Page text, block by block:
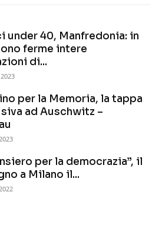
under 40, Manfredonia: in
ferme intere
di...
per la Memoria, la tappa
ad Auschwitz –
per la democrazia”, il
a Milano il...